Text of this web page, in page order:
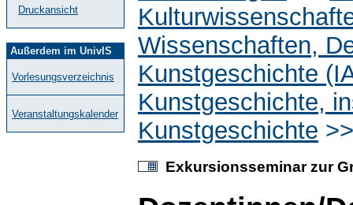
Druckansicht
Außerdem im UnivIS
Vorlesungsverzeichnis
Veranstaltungskalender
Wissenschaften,
Kunstgeschichte
Kunstgeschichte,
Kunstgeschichte >>
Exkursionsseminar zur